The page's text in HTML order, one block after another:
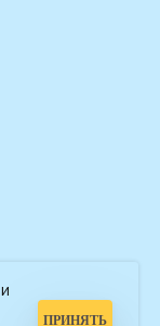
и
ПРИНЯТЬ